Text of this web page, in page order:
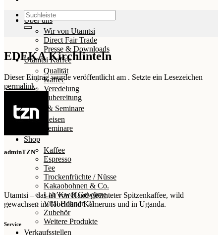
Über uns
Wir von Utamtsi
Direct Fair Trade
Presse & Downloads
Utamtsi Kaffee
Qualität
Kaffee
Veredelung
Zubereitung
Reisen & Seminare
Reisen
Seminare
Shop
Kaffee
Espresso
Tee
Trockenfrüchte / Nüsse
Kakaobohnen & Co.
Lah’Kwet Gewürze
Vital Bohnen 21
Zubehör
Weitere Produkte
Verkaufsstellen
Suchen
nach:
EDEKA Kirchlinteln
Dieser Eintrag wurde veröffentlicht am . Setzte ein Lesezeichen
permalink.
adminTZN
Utamtsi – das ist von Hand geernteter Spitzenkaffee, wild
gewachsen im Hochland Kameruns und in Uganda.
Service